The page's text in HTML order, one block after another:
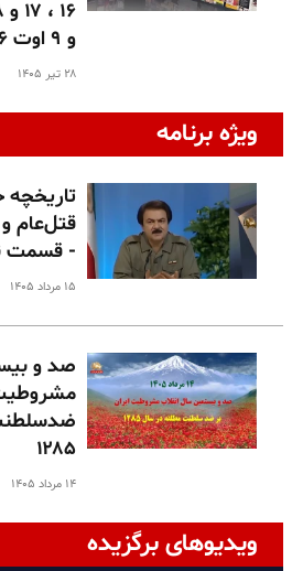
و ۹ اوت ۲۰۲۶
۲۸ تیر ۱۴۰۵
ویژه برنامه
قتل‌عام
- قسمت
۱۵ مرداد ۱۴۰۵
صد و
۱۲۸۵
۱۴ مرداد ۱۴۰۵
ویدیوهای برگزیده